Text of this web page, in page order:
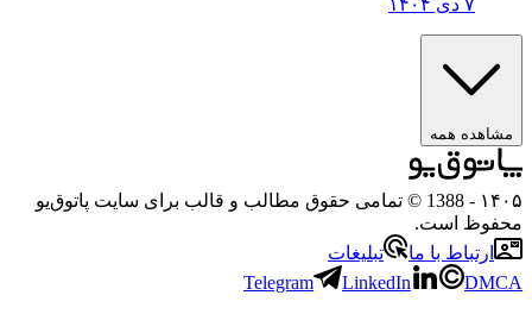
مشاهده همه
۱۴۰۵
- 1388 © تمامی حقوق مطالب و قالب برای سایت پاتوق‌یو
محفوظ است.
ارتباط با ما
تبلیغات
Telegram
LinkedIn DMCA